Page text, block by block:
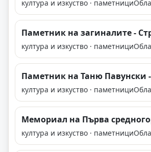
култура и изкуство · паметници
Паметник на загиналите -
култура и изкуство · паметници
Паметник на Таню Павунски
култура и изкуство · паметници
Мемориал на Първа
култура и изкуство · паметници